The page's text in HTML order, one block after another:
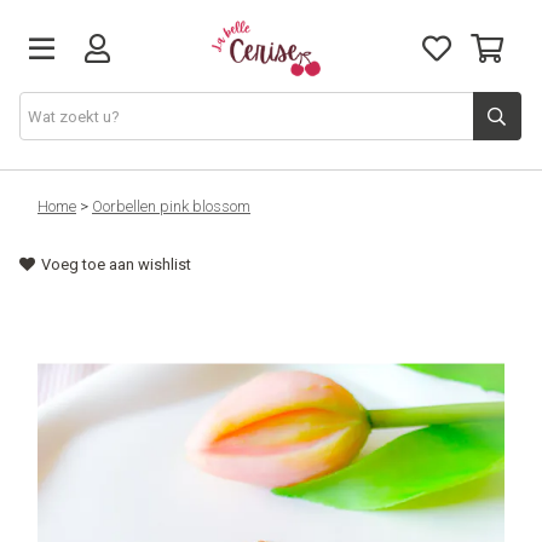
Just arrived
Juwelen & Accessoires
Lifestyle & Gifts
Cadeaubon
Home > Oorbellen pink blossom
Voeg toe aan wishlist